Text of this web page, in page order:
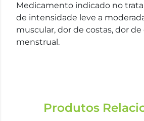
Medicamento indicado no
de intensidade leve a
muscular, dor de costas, dor
menstrual.
Produtos